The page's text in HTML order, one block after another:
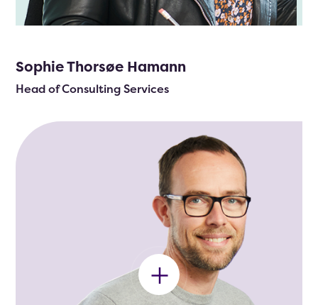
Sophie Thorsøe Hamann
Head of Consulting Services